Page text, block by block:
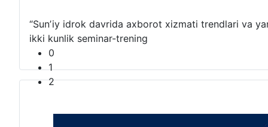
“Sunʼiy idrok davrida axborot xizmati trendlari va
ikki kunlik seminar-trening
0
1
2